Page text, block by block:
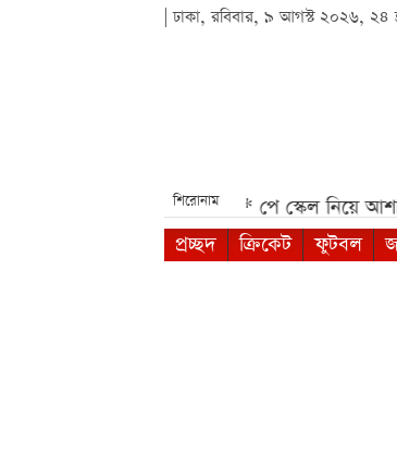
| ঢাকা, রবিবার, ৯ আগস্ট ২০২৬, ২৪
শিরোনাম
পে স্কেল নিয়ে আশার খবর,
প্রচ্ছদ
ক্রিকেট ফুটবল